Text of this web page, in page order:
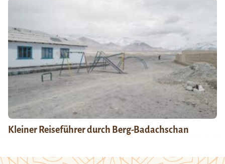
Kleiner Reiseführer durch Berg-Badachschan